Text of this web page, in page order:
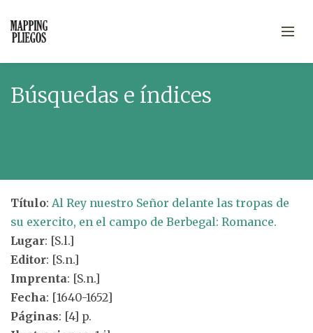
Búsquedas e índices
Título: Al Rey nuestro Señor delante las tropas de
su exercito, en el campo de Berbegal: Romance.
Lugar: [S.l.]
Editor: [S.n.]
Imprenta: [S.n.]
Fecha: [1640-1652]
Páginas: [4] p.